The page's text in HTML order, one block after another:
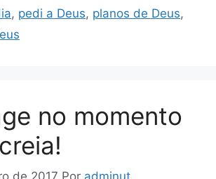
, pedi a Deus, planos de Deus,
no momento
de 2017 Por adminut